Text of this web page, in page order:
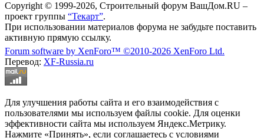
Copyright © 1999-2026, Строительный форум ВашДом.RU –
проект группы “Текарт”.
При использовании материалов форума не забудьте поставить
активную прямую ссылку.
Forum software by XenForo™ ©2010-2026 XenForo Ltd.
Перевод: XF-Russia.ru
Для улучшения работы сайта и его взаимодействия с
пользователями мы используем файлы cookie. Для оценки
эффективности сайта мы используем Яндекс.Метрику.
Нажмите «Принять», если соглашаетесь с условиями